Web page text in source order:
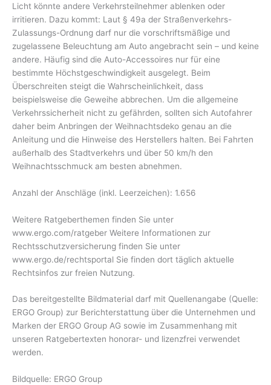
Licht könnte andere Verkehrsteilnehmer ablenken oder
irritieren. Dazu kommt: Laut § 49a der Straßenverkehrs-
Zulassungs-Ordnung darf nur die vorschriftsmäßige und
zugelassene Beleuchtung am Auto angebracht sein – und keine
andere. Häufig sind die Auto-Accessoires nur für eine
bestimmte Höchstgeschwindigkeit ausgelegt. Beim
Überschreiten steigt die Wahrscheinlichkeit, dass
beispielsweise die Geweihe abbrechen. Um die allgemeine
Verkehrssicherheit nicht zu gefährden, sollten sich Autofahrer
daher beim Anbringen der Weihnachtsdeko genau an die
Anleitung und die Hinweise des Herstellers halten. Bei Fahrten
außerhalb des Stadtverkehrs und über 50 km/h den
Weihnachtsschmuck am besten abnehmen.
Anzahl der Anschläge (inkl. Leerzeichen): 1.656
Weitere Ratgeberthemen finden Sie unter
www.ergo.com/ratgeber Weitere Informationen zur
Rechtsschutzversicherung finden Sie unter
www.ergo.de/rechtsportal Sie finden dort täglich aktuelle
Rechtsinfos zur freien Nutzung.
Das bereitgestellte Bildmaterial darf mit Quellenangabe (Quelle:
ERGO Group) zur Berichterstattung über die Unternehmen und
Marken der ERGO Group AG sowie im Zusammenhang mit
unseren Ratgebertexten honorar- und lizenzfrei verwendet
werden.
Bildquelle: ERGO Group